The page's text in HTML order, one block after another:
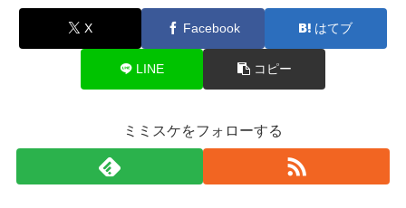
X Facebook はてブ
LINE コピー
ミミスケをフォローする